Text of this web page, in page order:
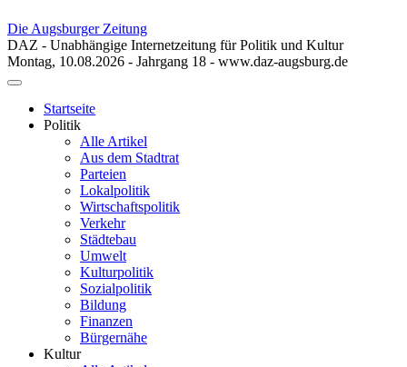
Die Augsburger Zeitung
DAZ - Unabhängige Internetzeitung für Politik und Kultur
Montag, 10.08.2026 - Jahrgang 18 - www.daz-augsburg.de
Toggle
navigationStartseite
Politik
Alle Artikel
Aus dem Stadtrat
Parteien
Lokalpolitik
Wirtschaftspolitik
Verkehr
Städtebau
Umwelt
Kulturpolitik
Sozialpolitik
Bildung
Finanzen
Bürgernähe
Kultur